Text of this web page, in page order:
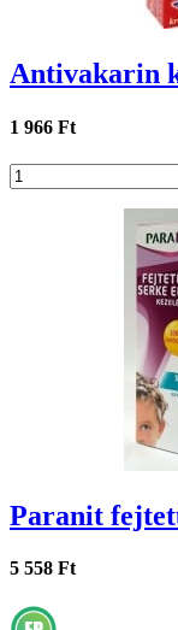
Antivakarin
1 966 Ft
Paranit
5 558 Ft